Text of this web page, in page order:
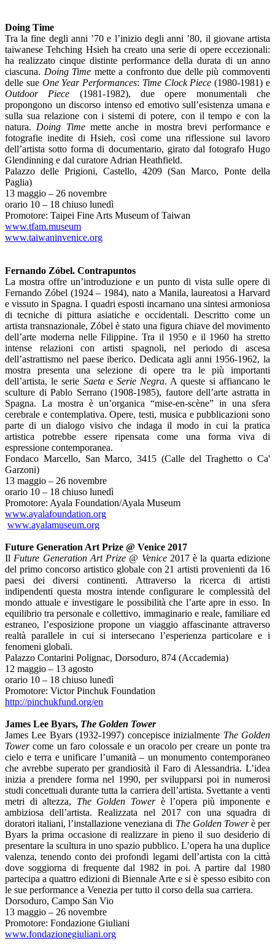
Doing Time
Tra la fine degli anni ’70 e l’inizio degli anni ’80, il giovane artista
taiwanese Tehching Hsieh ha creato una serie di opere eccezionali:
ha realizzato cinque distinte performance della durata di un anno
ciascuna. Doing Time mette a confronto due delle più commoventi
delle sue One Year Performances: Time Clock Piece (1980-1981) e
Outdoor Piece (1981-1982), due opere monumentali che
propongono un discorso intenso ed emotivo sull’esistenza umana e
sulla sua relazione con i sistemi di potere, con il tempo e con la
natura. Doing Timemette anche in mostra brevi performance e
fotografie inedite di Hsieh, così come una riflessione sul lavoro
dell’artista sotto forma di documentario, girato dal fotografo Hugo
Glendinning e dal curatore Adrian Heathfield.
Palazzo delle Prigioni, Castello, 4209 (San Marco, Ponte della
Paglia)
13 maggio – 26 novembre
orario 10 – 18 chiuso lunedì
Promotore: Taipei Fine Arts Museum of Taiwan
www.tfam.museum
www.taiwaninvenice.org
Fernando Zóbel. Contrapuntos
La mostra offre un’introduzione e un punto di vista sulle opere di
Fernando Zóbel (1924 – 1984), nato a Manila, laureatosi a Harvard
e vissuto in Spagna. I quadri esposti incarnano una sintesi armoniosa
di tecniche di pittura asiatiche e occidentali. Descritto come un
artista transnazionale, Zóbel è stato una figura chiave del movimento
dell’arte moderna nelle Filippine. Tra il 1950 e il 1960 ha stretto
intense relazioni con artisti spagnoli, nel periodo di ascesa
dell’astrattismo nel paese iberico. Dedicata agli anni 1956-1962, la
mostra presenta una selezione di opere tra le più importanti
dell’artista, le serie Saetae Serie Negra. A queste si affiancano le
sculture di Pablo Serrano (1908-1985), fautore dell’arte astratta in
Spagna. La mostra è un’organica “mise-en-scène” in una sfera
cerebrale e contemplativa. Opere, testi, musica e pubblicazioni sono
parte di un dialogo visivo che indaga il modo in cui la pratica
artistica potrebbe essere ripensata come una forma viva di
espressione contemporanea.
Fondaco Marcello, San Marco, 3415 (Calle del Traghetto o Ca'
Garzoni)
13 maggio – 26 novembre
orario 10 – 18 chiuso lunedì
Promotore: Ayala Foundation/Ayala Museum
www.ayalafoundation.org
www.ayalamuseum.org
Future Generation Art Prize @ Venice 2017
Il Future Generation Art Prize @ Venice2017 è la quarta edizione
del primo concorso artistico globale con 21 artisti provenienti da 16
paesi dei diversi continenti. Attraverso la ricerca di artisti
indipendenti questa mostra intende configurare le complessità del
mondo attuale e investigare le possibilità che l’arte apre in esso. In
equilibrio tra personale e collettivo, immaginario e reale, familiare ed
estraneo, l’esposizione propone un viaggio affascinante attraverso
realtà parallele in cui si intersecano l’esperienza particolare e i
fenomeni globali.
Palazzo Contarini Polignac, Dorsoduro, 874 (Accademia)
12 maggio – 13 agosto
orario 10 – 18 chiuso lunedì
Promotore: Victor Pinchuk Foundation
http://pinchukfund.org/en
James Lee Byars, The Golden Tower
James Lee Byars (1932-1997) concepisce inizialmente The Golden
Towercome un faro colossale e un oracolo per creare un ponte tra
cielo e terra e unificare l’umanità – un monumento contemporaneo
che avrebbe superato per grandiosità il Faro di Alessandria. L’idea
inizia a prendere forma nel 1990, per svilupparsi poi in numerosi
studi concettuali durante tutta la carriera dell’artista. Svettante a venti
metri di altezza, The Golden Tower è l’opera più imponente e
ambiziosa dell’artista. Realizzata nel 2017 con una squadra di
doratori italiani, l’installazione veneziana di The Golden Towerè per
Byars la prima occasione di realizzare in pieno il suo desiderio di
presentare la scultura in uno spazio pubblico. L’opera ha una duplice
valenza, tenendo conto dei profondi legami dell’artista con la città
dove soggiorna di frequente dal 1982 in poi. A partire dal 1980
partecipa a quattro edizioni di Biennale Arte e si è spesso esibito con
le sue performance a Venezia per tutto il corso della sua carriera.
Dorsoduro, Campo San Vio
13 maggio – 26 novembre
Promotore: Fondazione Giuliani
www.fondazionegiuliani.org